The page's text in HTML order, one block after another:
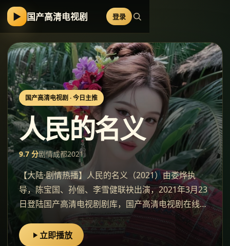
▶ 国产高清电视剧 登录
国产高清电视剧 · 今日主推
人民的名义
9.7 分剧情成都2021
【大陆·剧情热播】人民的名义（2021）由娄烨执
导，陈宝国、孙俪、李雪健联袂出演，2021年3月23
日登陆国产高清电视剧剧库，国产高清电视剧在线观
看。
立即播放